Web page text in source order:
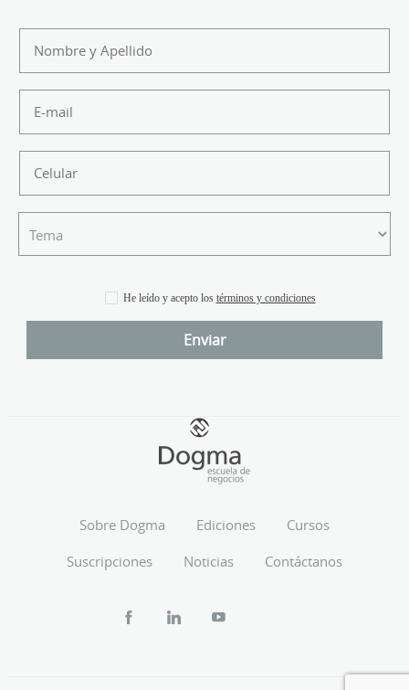
He leído y acepto los términos y condiciones
Sobre Dogma Ediciones
Cursos
Suscripciones
Noticias Contáctanos